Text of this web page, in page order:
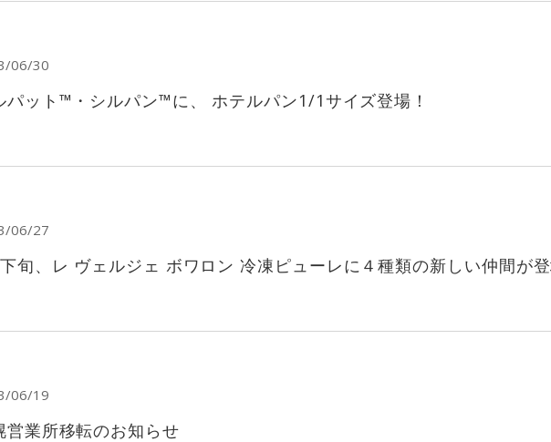
06/30
パット™️・シルパン™️に、 ホテルパン1/1サイズ登場！
06/27
旬、レ ヴェルジェ ボワロン 冷凍ピューレに４種類の新しい仲間が
06/19
営業所移転のお知らせ